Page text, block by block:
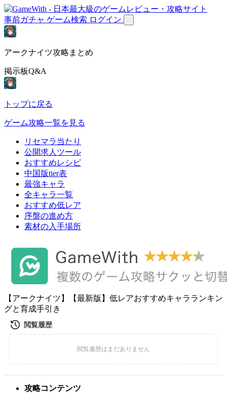
事前ガチャ ゲーム検索 ログイン
アークナイツ攻略まとめ
掲示板Q&A
トップに戻る
ゲーム攻略一覧を見る
リセマラ当たり
公開求人ツール
おすすめレシピ
中国版tier表
最強キャラ
全キャラ一覧
おすすめ低レア
序盤の進め方
素材の入手場所
【アークナイツ】【最新版】低レアおすすめキャラランキン
グと育成手引き
攻略コンテンツ